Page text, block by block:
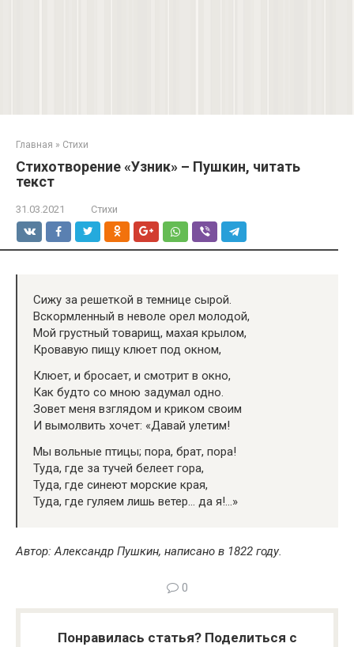
Главная » Стихи
Стихотворение «Узник» – Пушкин, читать
текст
31.03.2021 Стихи
Сижу за решеткой в темнице сырой.
Вскормленный в неволе орел молодой,
Мой грустный товарищ, махая крылом,
Кровавую пищу клюет под окном,
Клюет, и бросает, и смотрит в окно,
Как будто со мною задумал одно.
Зовет меня взглядом и криком своим
И вымолвить хочет: «Давай улетим!
Мы вольные птицы; пора, брат, пора!
Туда, где за тучей белеет гора,
Туда, где синеют морские края,
Туда, где гуляем лишь ветер… да я!…»
Автор: Александр Пушкин, написано в 1822 году.
0
Понравилась статья? Поделиться с